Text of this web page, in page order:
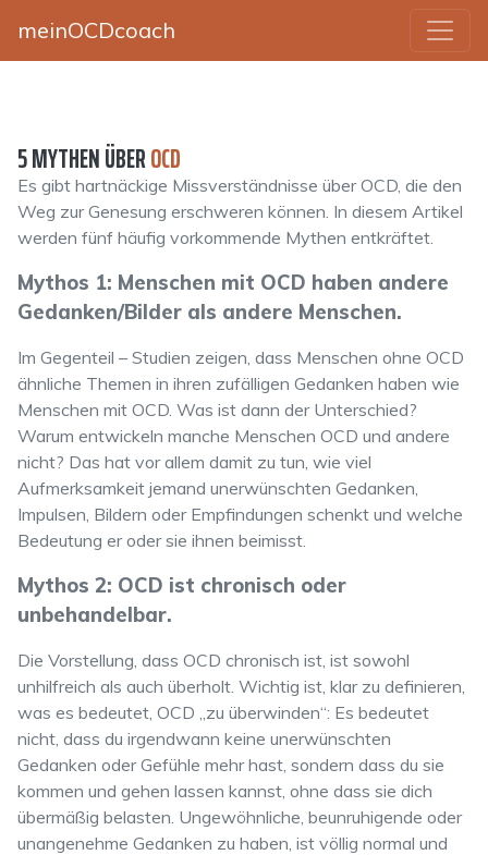
meinOCDcoach
5 MYTHEN ÜBEROCD
Es gibt hartnäckige Missverständnisse über OCD, die den
Weg zur Genesung erschweren können. In diesem Artikel
werden fünf häufig vorkommende Mythen entkräftet.
Mythos 1: Menschen mit OCD haben andere
Gedanken/Bilder als andere Menschen.
Im Gegenteil – Studien zeigen, dass Menschen ohne OCD
ähnliche Themen in ihren zufälligen Gedanken haben wie
Menschen mit OCD. Was ist dann der Unterschied?
Warum entwickeln manche Menschen OCD und andere
nicht? Das hat vor allem damit zu tun, wie viel
Aufmerksamkeit jemand unerwünschten Gedanken,
Impulsen, Bildern oder Empfindungen schenkt und welche
Bedeutung er oder sie ihnen beimisst.
Mythos 2: OCD ist chronisch oder
unbehandelbar.
Die Vorstellung, dass OCD chronisch ist, ist sowohl
unhilfreich als auch überholt. Wichtig ist, klar zu definieren,
was es bedeutet, OCD „zu überwinden“: Es bedeutet
nicht, dass du irgendwann keine unerwünschten
Gedanken oder Gefühle mehr hast, sondern dass du sie
kommen und gehen lassen kannst, ohne dass sie dich
übermäßig belasten. Ungewöhnliche, beunruhigende oder
unangenehme Gedanken zu haben, ist völlig normal und